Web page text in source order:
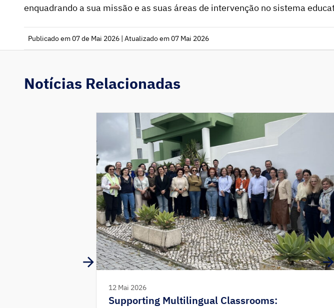
enquadrando a sua missão e as suas áreas de intervenção no sistema
Publicado em 07 de Mai 2026 | Atualizado em 07 Mai 2026
Notícias Relacionadas
12 Mai 2026
Supporting Multilingual Classrooms: